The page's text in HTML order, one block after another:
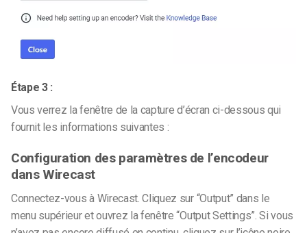
Étape 3 :
Vous verrez la fenêtre de la capture d’écran ci-dessous qui
fournit les informations suivantes :
Configuration des paramètres de l’encodeur
dans Wirecast
Connectez-vous à Wirecast. Cliquez sur “Output” dans le
menu supérieur et ouvrez la fenêtre “Output Settings”. Si vous